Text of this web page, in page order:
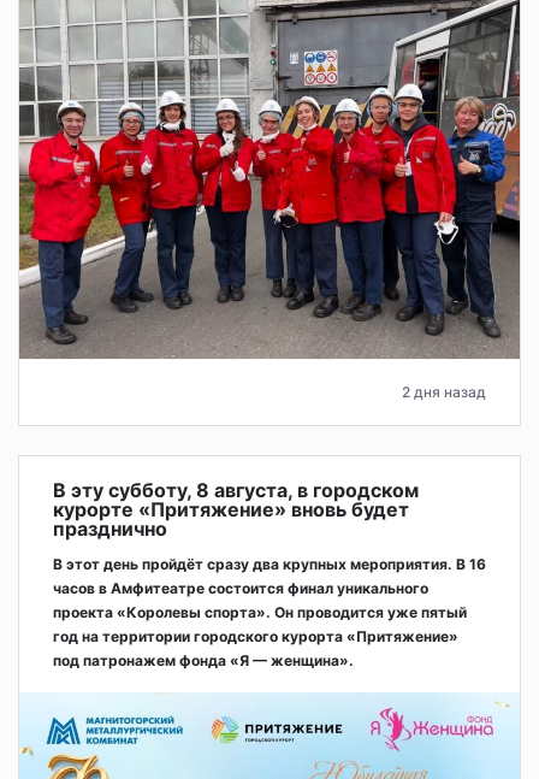
2 дня назад
В эту субботу, 8 августа, в городском
курорте «Притяжение» вновь будет
празднично
В этот день пройдёт сразу два крупных мероприятия. В 16
часов в Амфитеатре состоится финал уникального
проекта «Королевы спорта». Он проводится уже пятый
год на территории городского курорта «Притяжение»
под патронажем фонда «Я — женщина».